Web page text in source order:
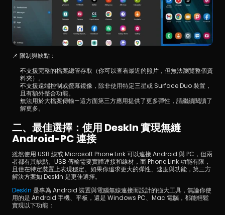
📌 限制與缺點：
不支援完整的檔案總管存取（你可以查看最近的照片，但無法瀏覽整個資
料夾）。
不支援遠端控制或螢幕鏡像，除非使用特定三星或 Surface Duo 裝置，
且有額外整合功能。
無法用於大檔案傳輸—這方面第三方應用提供了更多彈性，請繼續閱讀了
解更多。
二、最佳選擇：使用 DeskIn 實現無縫
Android-PC 連接
雖然使用 USB 線或 Microsoft Phone Link 可以連接 Android 與 PC，但兩
者都有其缺點。USB 傳輸需要實體連接和線材，而 Phone Link 功能有限，
且僅在特定裝置上表現穩定。如果你追求更大的彈性、速度與功能，第三方
解決方案如 DeskIn 是更佳選擇。
DeskIn 是專為 Android 裝置與電腦無線連接而設計的強大工具，無論你使
用的是 Android 手機、平板，還是 Windows PC、Mac 電腦，都能輕鬆
實現以下功能：